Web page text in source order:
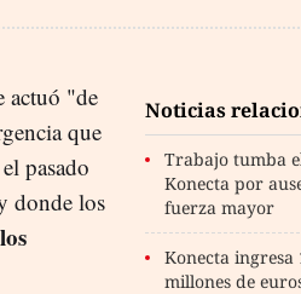
Noticias
Trabajo tumba
Konecta por
fuerza mayor
Konecta ingresa
millones de
actuó "de
que
pasado
donde los
los